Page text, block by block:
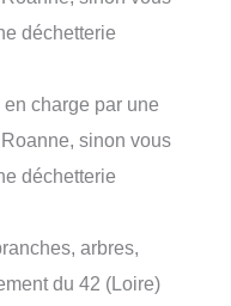
déchetterie
charge par une
sinon vous
déchetterie
arbres,
du 42 (Loire)